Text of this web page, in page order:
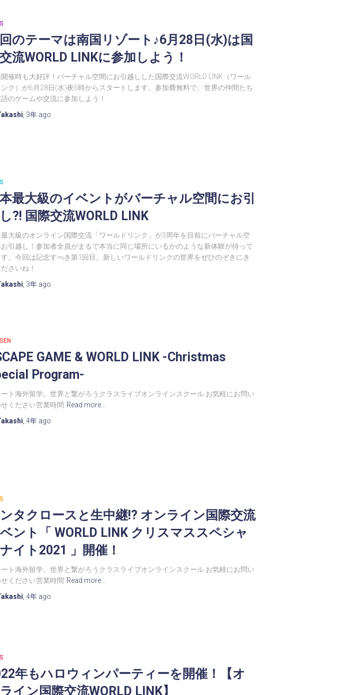
のテーマは南国リゾート♪6月28日(水)は国
流WORLD LINKに参加しよう！
催時も大好評！バーチャル空間にお引越しした国際交流WORLD LINK（ワール
ンク）が6月28日(水)夜6時からスタートします。参加費無料で、世界の仲間たち
語のゲームや交流に参加しよう！
3年ago
最大級のイベントがバーチャル空間にお引
?! 国際交流WORLD LINK
最大級のオンライン国際交流「ワールドリンク」が3周年を目前にバーチャル空
お引越し！参加者全員がまるで本当に同じ場所にいるかのような新体験が待って
。今回は記念すべき第1回目。新しいワールドリンクの世界をぜひのぞきにき
さいね！
3年ago
GAME & WORLD LINK -Christmas
Program-
ート海外留学。世界と繋がろうクラスライブオンラインスクール お気軽にお問い
ください営業時間 Read more…
4年ago
タクロースと生中継!? オンライン国際交流
ント「 WORLD LINK クリスマススペシャ
イト2021 」開催！
ート海外留学。世界と繋がろうクラスライブオンラインスクール お気軽にお問い
ください営業時間 Read more…
, 4年ago
年もハロウィンパーティーを開催！【オ
イン国際交流WORLD LINK】